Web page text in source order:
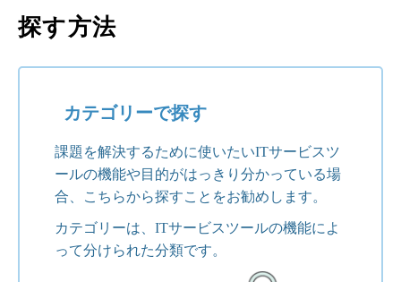
探す方法
カテゴリーで探す
課題を解決するために使いたいITサービスツ
ールの機能や目的がはっきり分かっている場
合、こちらから探すことをお勧めします。
カテゴリーは、ITサービスツールの機能によ
って分けられた分類です。